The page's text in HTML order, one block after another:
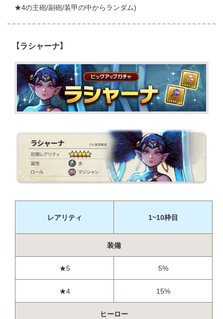
★4の主砲/副砲/装甲の中からランダム)
【ラシャーナ】
レアリティ 1~10枠目
装備
★5 5%
★4 15%
ヒーロー